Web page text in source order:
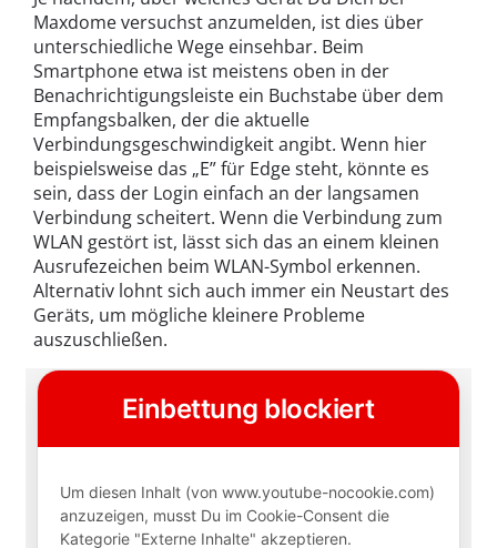
Maxdome versuchst anzumelden, ist dies über
unterschiedliche Wege einsehbar. Beim
Smartphone etwa ist meistens oben in der
Benachrichtigungsleiste ein Buchstabe über dem
Empfangsbalken, der die aktuelle
Verbindungsgeschwindigkeit angibt. Wenn hier
beispielsweise das „E” für Edge steht, könnte es
sein, dass der Login einfach an der langsamen
Verbindung scheitert. Wenn die Verbindung zum
WLAN gestört ist, lässt sich das an einem kleinen
Ausrufezeichen beim WLAN-Symbol erkennen.
Alternativ lohnt sich auch immer ein Neustart des
Geräts, um mögliche kleinere Probleme
auszuschließen.